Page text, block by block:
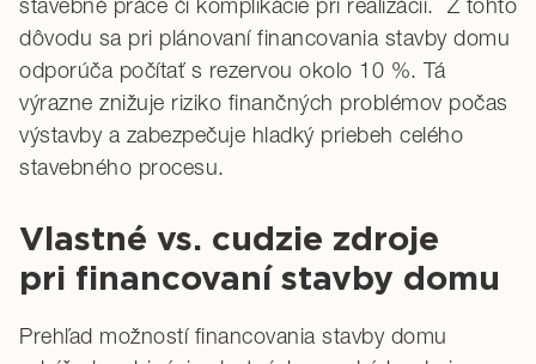
stavebné práce či komplikácie pri realizácii. Z tohto
dôvodu sa pri plánovaní financovania stavby domu
odporúča počítať s rezervou okolo 10 %. Tá
výrazne znižuje riziko finančných problémov počas
výstavby a zabezpečuje hladký priebeh celého
stavebného procesu.
Vlastné vs. cudzie zdroje
pri financovaní stavby domu
Prehľad možností financovania stavby domu